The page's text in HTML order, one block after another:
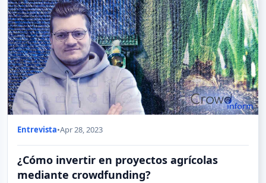
Entrevista•Apr 28, 2023
¿Cómo invertir en proyectos agrícolas
mediante crowdfunding?